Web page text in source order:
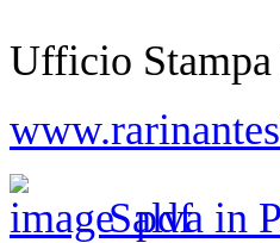
Ufficio
Salva in